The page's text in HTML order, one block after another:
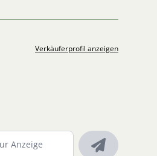
Verkäuferprofil anzeigen